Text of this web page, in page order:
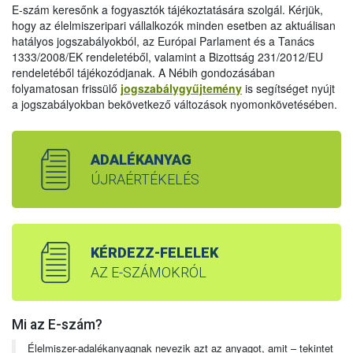
E-szám keresőnk a fogyasztók tájékoztatására szolgál. Kérjük,
hogy az élelmiszeripari vállalkozók minden esetben az aktuálisan
hatályos jogszabályokból, az Európai Parlament és a Tanács
1333/2008/EK rendeletéből, valamint a Bizottság 231/2012/EU
rendeletéből tájékozódjanak. A Nébih gondozásában
folyamatosan frissülő jogszabálygyűjtemény is segítséget nyújt
a jogszabályokban bekövetkező változások nyomonkövetésében.
ADALÉKANYAG
ÚJRAÉRTÉKELÉS
KÉRDEZZ-FELELEK
AZ E-SZÁMOKRÓL
Mi az E-szám?
Élelmiszer-adalékanyagnak nevezik azt az anyagot, amit – tekintet